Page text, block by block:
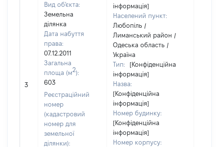
3
Вид об'єкта:
Земельна
ділянка
Дата набуття
права:
07.12.2011
Загальна
площа (м2):
603
Реєстраційний
номер
(кадастровий
номер для
земельної
ділянки):
інформація]
Населений пункт:
Любопіль /
Лиманський район /
Одеська область /
Україна
Тип:
[Конфіденційна
інформація]
Назва:
[Конфіденційна
інформація]
Номер будинку:
[Конфіденційна
інформація]
Номер корпусу: